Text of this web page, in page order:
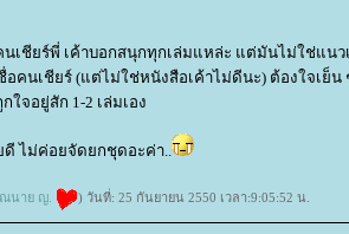
นเชียร์พี่ เค้าบอกสนุกทุกเล่มแหล่ะ แต่มันไม่ใช่แน
อคนเชียร์ (แต่ไม่ใช่หนังสือเค้าไม่ดีนะ) ต้องใจเย็น
ใจอยู่สัก 1-2 เล่มเอง
ไม่ค่อยจัดยกชุดอะค่า..
นาย ญ. ) วันที่: 25 กันยายน 2550 เวลา:9:05:52 น.